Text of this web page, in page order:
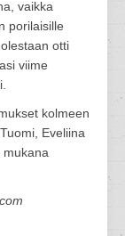
vaikka
porilaisille
otti
viime
kolmeen
Eveliina
mukana